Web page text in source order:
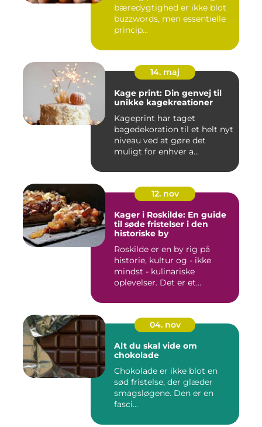
bæredygtighed er ikke blot
buzzwords, men essentielle
princip...
14. maj
Kage print: Din genvej til
unikke kagekreationer
Kageprint har taget
bagedekoration til et helt nyt
niveau ved at gøre det
muligt for enhver a...
12. nov
Kager i Roskilde: En guide
til søde fristelser i den
historiske by
Roskilde er en by rig på
historie, kultur og - ikke
mindst - kulinariske
oplevelser. Det er et...
04. nov
Alt du skal vide om
chokolade
Chokolade er ikke blot en
sød fristelse, der glæder
smagsløgene. Den er en
fasci...